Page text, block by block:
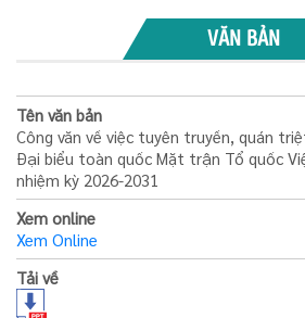
VĂN BẢN
Tên văn bản
Công văn về việc tuyên truyền, quán
Đại biểu toàn quốc Mặt trận Tổ quốc
nhiệm kỳ 2026-2031
Xem online
Xem Online
Tải về